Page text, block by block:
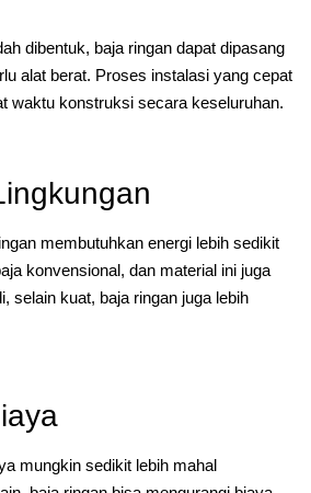
dibentuk, baja ringan dapat dipasang
alat berat. Proses instalasi yang cepat
waktu konstruksi secara keseluruhan.
membutuhkan energi lebih sedikit
konvensional, dan material ini juga
selain kuat, baja ringan juga lebih
mungkin sedikit lebih mahal